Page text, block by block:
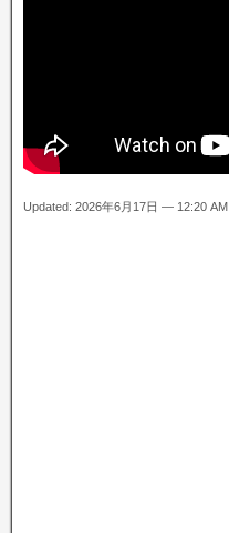
Updated: 2026年6月17日 — 12:20 AM